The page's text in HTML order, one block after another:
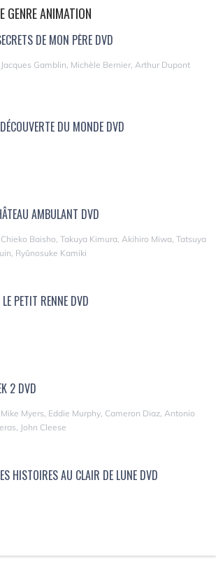
GENRE ANIMATION
DE MON PÈRE DVD
Gamblin, Michèle Bernier, Arthur Dupont
DU MONDE DVD
AMBULANT DVD
Baisho, Takuya Kimura, Akihiro Miwa, Tatsuya
Ryûnosuke Kamiki
PETIT RENNE DVD
2 DVD
Myers, Eddie Murphy, Cameron Diaz, Antonio
John Cleese
HISTOIRES AU CLAIR DE LUNE DVD